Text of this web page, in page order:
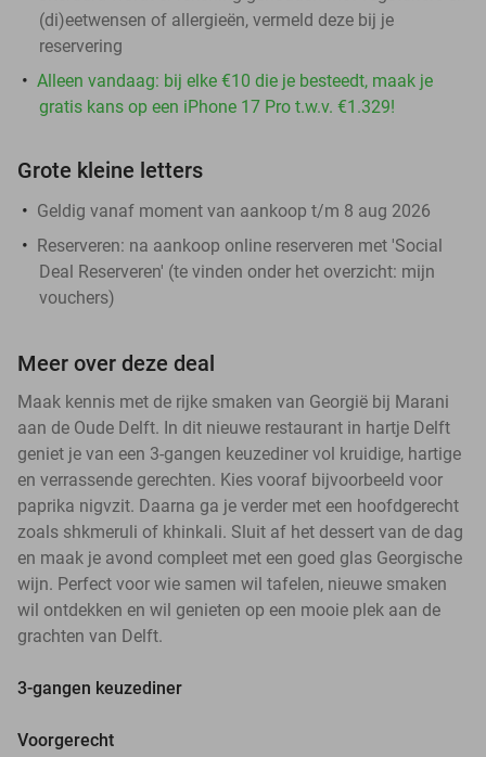
(di)eetwensen of allergieën, vermeld deze bij je
reservering
Alleen vandaag: bij elke €10 die je besteedt, maak je
gratis kans op een iPhone 17 Pro t.w.v. €1.329!
Grote kleine letters
Geldig vanaf moment van aankoop t/m 8 aug 2026
Reserveren: na aankoop online reserveren met 'Social
Deal Reserveren' (te vinden onder het overzicht: mijn
vouchers)
Meer over deze deal
Maak kennis met de rijke smaken van Georgië bij Marani
aan de Oude Delft. In dit nieuwe restaurant in hartje Delft
geniet je van een 3-gangen keuzediner vol kruidige, hartige
en verrassende gerechten. Kies vooraf bijvoorbeeld voor
paprika nigvzit. Daarna ga je verder met een hoofdgerecht
zoals shkmeruli of khinkali. Sluit af het dessert van de dag
en maak je avond compleet met een goed glas Georgische
wijn. Perfect voor wie samen wil tafelen, nieuwe smaken
wil ontdekken en wil genieten op een mooie plek aan de
grachten van Delft.
3-gangen keuzediner
Voorgerecht